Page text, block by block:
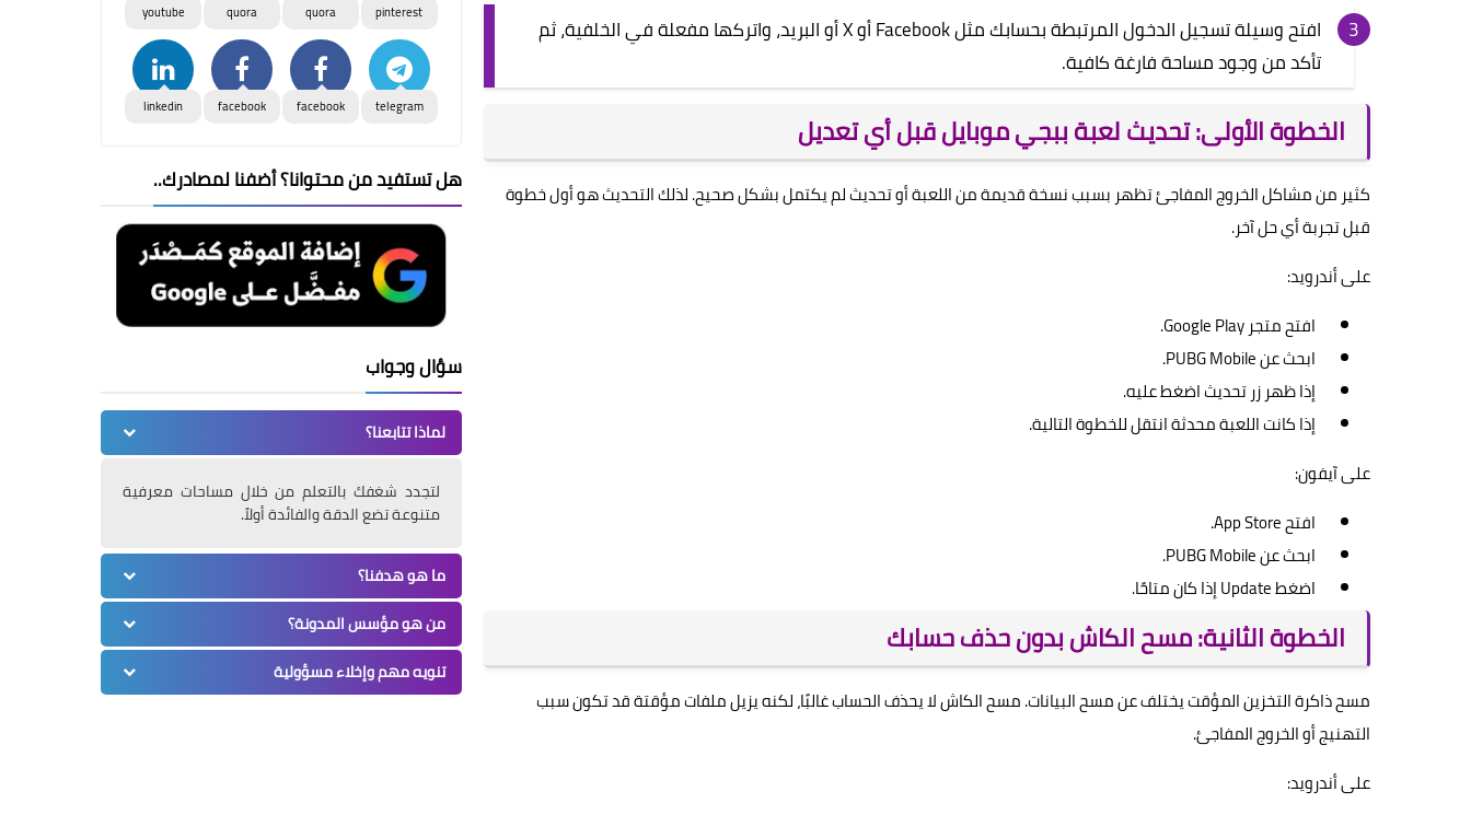
افتح وسيلة تسجيل الدخول المرتبطة بحسابك مثل Facebook أو X أو البريد، واتركها مفعلة في الخلفية، ثم
تأكد من وجود مساحة فارغة كافية.
الخطوة الأولى: تحديث لعبة ببجي موبايل قبل أي تعديل
كثير من مشاكل الخروج المفاجئ تظهر بسبب نسخة قديمة من اللعبة أو تحديث لم يكتمل بشكل صحيح. لذلك التحديث هو أول خطوة
قبل تجربة أي حل آخر.
على أندرويد:
افتح متجر Google Play.
ابحث عن PUBG Mobile.
إذا ظهر زر تحديث اضغط عليه.
إذا كانت اللعبة محدثة انتقل للخطوة التالية.
على آيفون:
افتح App Store.
ابحث عن PUBG Mobile.
اضغط Update إذا كان متاحًا.
الخطوة الثانية: مسح الكاش بدون حذف حسابك
مسح ذاكرة التخزين المؤقت يختلف عن مسح البيانات. مسح الكاش لا يحذف الحساب غالبًا، لكنه يزيل ملفات مؤقتة قد تكون سبب
التهنيج أو الخروج المفاجئ.
على أندرويد:
pinterest
quora
quora
youtube
telegram
facebook
facebook
linkedin
هل تستفيد من محتوانا؟ أضفنا لمصادرك..
سؤال وجواب
لماذا تتابعنا؟
لتجدد شغفك بالتعلم من خلال مساحات معرفية
متنوعة تضع الدقة والفائدة أولاً.
ما هو هدفنا؟
من هو مؤسس المدونة؟
تنويه مهم وإخلاء مسؤولية